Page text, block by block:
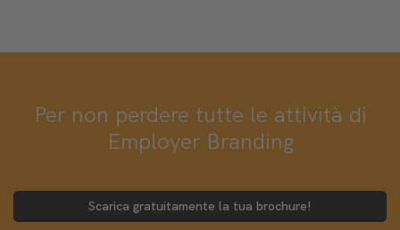
Per non perdere tutte le attività di
Employer Branding
Scarica gratuitamente la tua brochure!